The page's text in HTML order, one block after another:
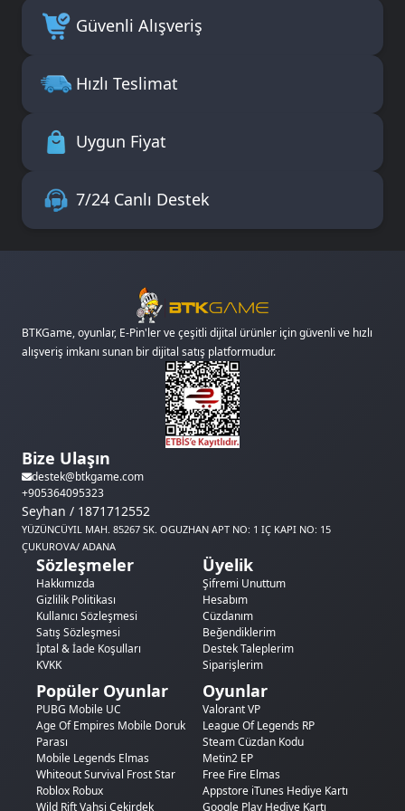
Güvenli Alışveriş
Hızlı Teslimat
Uygun Fiyat
7/24 Canlı Destek
BTKGame, oyunlar, E-Pin'ler ve çeşitli dijital ürünler için güvenli ve hızlı
alışveriş imkanı sunan bir dijital satış platformudur.
Bize Ulaşın
destek@btkgame.com
+905364095323
Seyhan / 1871712552
YÜZÜNCÜYIL MAH. 85267 SK. OGUZHAN APT NO: 1 IÇ KAPI NO: 15
ÇUKUROVA/ ADANA
Sözleşmeler
Hakkımızda
Gizlilik Politikası
Kullanıcı Sözleşmesi
Satış Sözleşmesi
İptal & İade Koşulları
KVKK
Üyelik
Şifremi Unuttum
Hesabım
Cüzdanım
Beğendiklerim
Destek Taleplerim
Siparişlerim
Popüler Oyunlar
PUBG Mobile UC
Age Of Empires Mobile Doruk
Parası
Mobile Legends Elmas
Whiteout Survival Frost Star
Roblox Robux
Wild Rift Vahşi Çekirdek
Oyunlar
Valorant VP
League Of Legends RP
Steam Cüzdan Kodu
Metin2 EP
Free Fire Elmas
Appstore iTunes Hediye Kartı
Google Play Hediye Kartı